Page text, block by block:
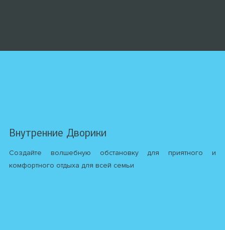
Внутренние Дворики
Создайте волшебную обстановку для приятного и
комфортного отдыха для всей семьи